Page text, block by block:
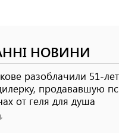
НОВИНИ
разоблачили 51-
продававшую
от геля для душа